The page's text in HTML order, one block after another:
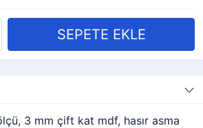
3 mm çift kat mdf, hasır asma